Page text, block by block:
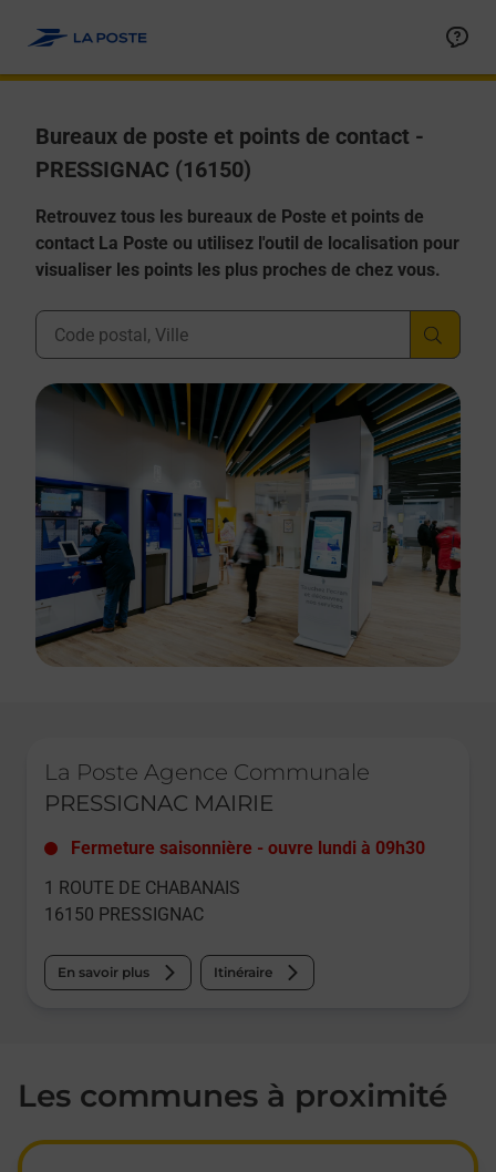
Bureaux de poste et points de contact -
PRESSIGNAC (16150)
Retrouvez tous les bureaux de Poste et points de
contact La Poste ou utilisez l'outil de localisation pour
visualiser les points les plus proches de chez vous.
Ville, Département, Code Postal
La Poste Agence Communale
PRESSIGNAC MAIRIE
Fermeture saisonnière - ouvre lundi à 09h30
1 ROUTE DE CHABANAIS
16150 PRESSIGNAC
En savoir plus Itinéraire
Les communes à proximité